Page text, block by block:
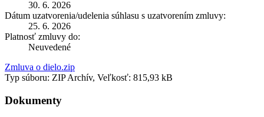
30. 6. 2026
Dátum uzatvorenia/udelenia súhlasu s uzatvorením zmluvy:
25. 6. 2026
Platnosť zmluvy do:
Neuvedené
Zmluva o dielo.zip
Typ súboru: ZIP Archív, Veľkosť: 815,93 kB
Dokumenty